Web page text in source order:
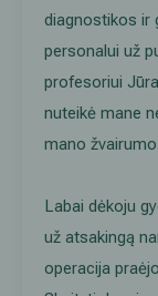
diagnostikos ir
personalui už
profesoriui
nuteikė mane
mano
Labai dėkoju
už atsakingą
operacija